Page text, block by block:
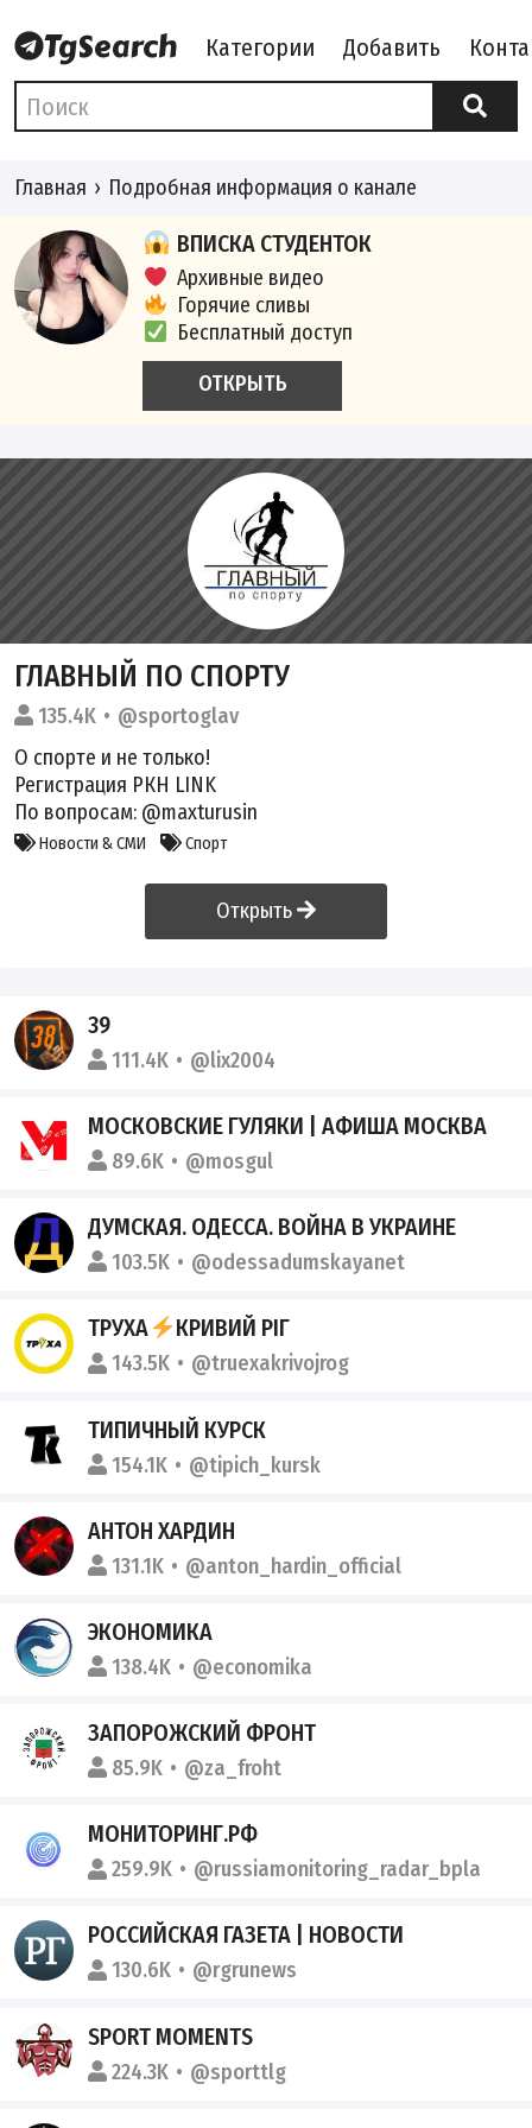
Категории Добавить
Главная Подробная информация о канале
ВПИСКА СТУДЕНТОК
Архивные видео
Горячие сливы
Бесплатный доступ
ОТКРЫТЬ
ГЛАВНЫЙ ПО СПОРТУ
135.4K
@sportoglav
О спорте и не только!
Регистрация РКН LINK
По вопросам: @maxturusin
Новости & СМИ Спорт
Открыть
39
111.4K @lix2004
МОСКОВСКИЕ ГУЛЯКИ | АФИША МОСКВА
89.6K @mosgul
ДУМСКАЯ. ОДЕССА. ВОЙНА В УКРАИНЕ
103.5K @odessadumskayanet
ТРУХА КРИВИЙ РІГ
143.5K @truexakrivojrog
ТИПИЧНЫЙ КУРСК
154.1K @tipich_kursk
АНТОН ХАРДИН
131.1K @anton_hardin_official
ЭКОНОМИКА
138.4K @economika
ЗАПОРОЖСКИЙ ФРОНТ
85.9K @za_froht
МОНИТОРИНГ.РФ
259.9K @russiamonitoring_radar_bpla
РОССИЙСКАЯ ГАЗЕТА | НОВОСТИ
130.6K @rgrunews
SPORT MOMENTS
224.3K @sporttlg